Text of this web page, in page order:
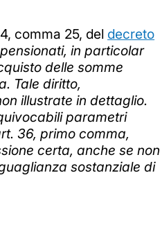
comma 25, del decreto
in particolar
delle somme
Tale diritto,
illustrate in dettaglio.
parametri
36, primo comma,
certa, anche se non
sostanziale di